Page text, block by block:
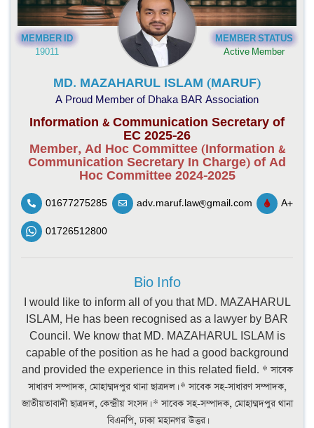
MEMBER ID
19011
MEMBER STATUS
Active Member
MD. MAZAHARUL ISLAM (MARUF)
A Proud Member of Dhaka BAR Association
Information & Communication Secretary of
EC 2025-26
Member, Ad Hoc Committee (Information &
Communication Secretary In Charge) of Ad
Hoc Committee 2024-2025
01677275285 adv.maruf.law@gmail.com A+
01726512800
Bio Info
I would like to inform all of you that MD. MAZAHARUL
ISLAM, He has been recognised as a lawyer by BAR
Council. We know that MD. MAZAHARUL ISLAM is
capable of the position as he had a good background
and provided the experience in this related field. * সাবেক
সাধারণ সম্পাদক, মোহাম্মদপুর থানা ছাত্রদল। * সাবেক সহ-সাধারণ সম্পাদক,
জাতীয়তাবাদী ছাত্রদল, কেন্দ্রীয় সংসদ। * সাবেক সহ-সম্পাদক, মোহাম্মদপুর থানা
বিএনপি, ঢাকা মহানগর উত্তর।